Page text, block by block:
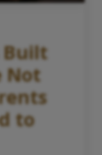
Built
Not
to